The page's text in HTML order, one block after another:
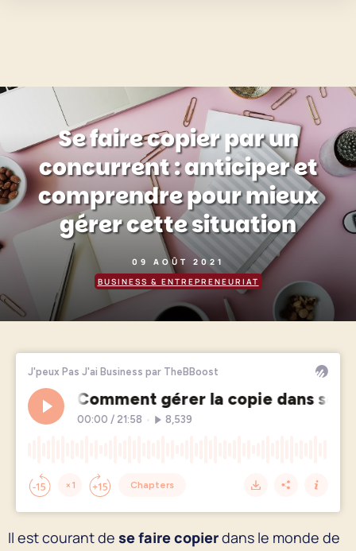
Se faire copier par un
concurrent : anticiper et
comprendre pour mieux
gérer cette situation
09 AOÛT 2021
BUSINESS & ENTREPRENEURIAT
Il est courant de se faire copierdans le monde de